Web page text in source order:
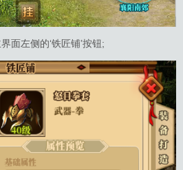
面左侧的‘铁匠铺’按钮;